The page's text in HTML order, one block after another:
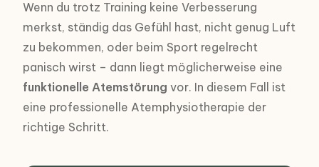
Wenn du trotz Training keine Verbesserung
merkst, ständig das Gefühl hast, nicht genug Luft
zu bekommen, oder beim Sport regelrecht
panisch wirst – dann liegt möglicherweise eine
funktionelle Atemstörung vor. In diesem Fall ist
eine professionelle Atemphysiotherapie der
richtige Schritt.